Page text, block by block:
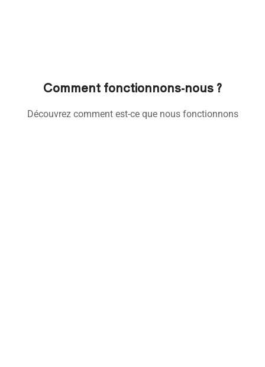
Comment fonctionnons-nous ?
Découvrez comment est-ce que nous fonctionnons